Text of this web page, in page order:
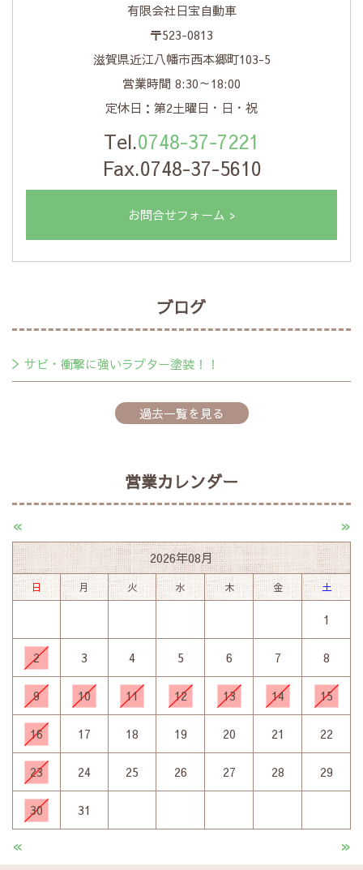
有限会社日宝自動車
〒523-0813
滋賀県近江八幡市西本郷町103-5
営業時間 8:30～18:00
定休日：第2土曜日・日・祝
Tel.0748-37-7221
Fax.0748-37-5610
お問合せフォーム >
ブログ
サビ・衝撃に強いラプター塗装！！
過去一覧を見る
営業カレンダー
« »
2026年08月
日 月 火 水 木 金 土
1
2 3 4 5 6 7 8
9 10 11 12 13 14 15
16 17 18 19 20 21 22
23 24 25 26 27 28 29
30 31
« »